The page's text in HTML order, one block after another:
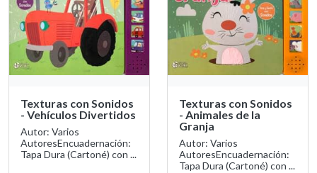
Texturas con Sonidos
- Vehículos Divertidos
Autor: Varios
AutoresEncuadernación:
Tapa Dura (Cartoné) con ...
Texturas con Sonidos
- Animales de la
Granja
Autor: Varios
AutoresEncuadernación:
Tapa Dura (Cartoné) con ...